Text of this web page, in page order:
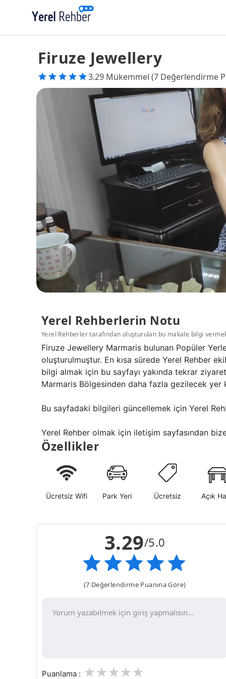
Firuze Jewellery
3.29 Mükemmel (7 Değerlendirme
Yerel Rehberlerin Notu
Yerel Rehberler tarafından oluşturulan bu makale bilgi
Firuze Jewellery Marmaris bulunan Popüler
oluşturulmuştur. En kısa sürede Yerel Rehber
bilgi almak için bu sayfayı yakında tekrar
Marmaris Bölgesinden daha fazla gezilecek
Bu sayfadaki bilgileri güncellemek için Yerel
Yerel Rehber olmak için iletişim sayfasından
Özellikler
Ücretsiz Wifi Park Yeri Ücretsiz Açık
3.29/5.0
(7 Değerlendirme Puanına Göre)
Puanlama : 3
2
1